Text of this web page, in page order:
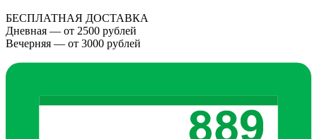
БЕСПЛАТНАЯ ДОСТАВКА
Дневная — от 2500 рублей
Вечерняя — от 3000 рублей